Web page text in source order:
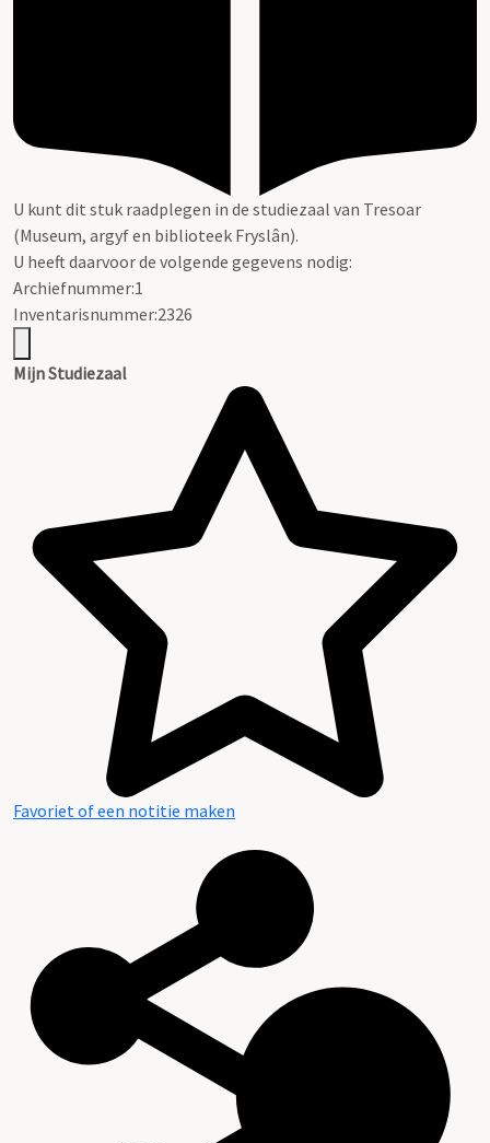
U kunt dit stuk raadplegen in de studiezaal van Tresoar
(Museum, argyf en biblioteek Fryslân).
U heeft daarvoor de volgende gegevens nodig:
Archiefnummer:1
Inventarisnummer:2326
Mijn Studiezaal
Favoriet of een notitie maken